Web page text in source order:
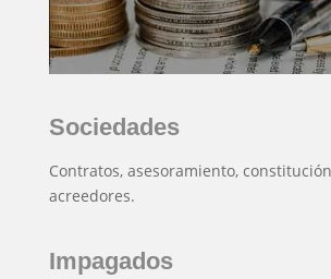
Sociedades
Contratos, asesoramiento,
acreedores.
Impagados